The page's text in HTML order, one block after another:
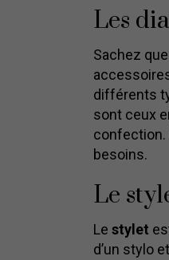
Les
Sachez
différents
sont ceux
confection.
besoins.
Le
Le stylet
d’un stylo